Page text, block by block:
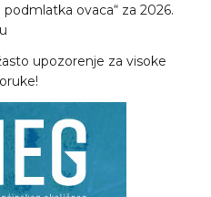
ovaca“ za 2026.
upozorenje za visoke